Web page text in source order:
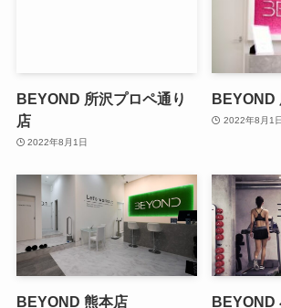
BEYOND 所沢プロペ通り
店
2022年8月1日
BEYOND
2022年8月1日
BEYOND 熊本店 BEYOND